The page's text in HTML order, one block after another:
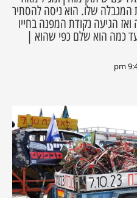
שלו. הוא ניסה להסתיר
הגיעה נקודת המפנה בחייו
כמה הוא שלם כפי שהוא |